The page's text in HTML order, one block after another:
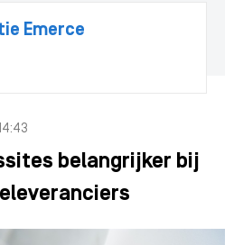
Emerce
belangrijker bij